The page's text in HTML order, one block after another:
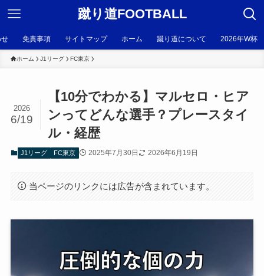
蹴り道FOOTBALL
免責事項 サイトマップ ホーム 蹴り道について 2026年W杯
ホーム J1リーグ FC東京
【10分でわかる】マルセロ・ヒア
ンってどんな選手？プレースタイ
ル・経歴
2026
6/19
J1リーグ FC東京 2025年7月30日 2026年6月19日
当ページのリンクには広告が含まれています。